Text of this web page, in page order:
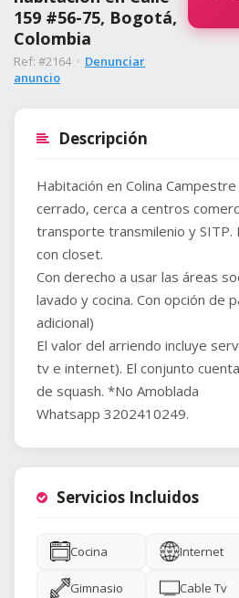
159 #56-75, Bogotá,
Colombia
Ref: #2164 · Denunciar
anuncio
Descripción
Habitación en Colina
cerrado, cerca a centros
transporte transmilenio y SITP.
con closet.
Con derecho a usar las áreas
lavado y cocina. Con opción de
adicional)
El valor del arriendo incluye
tv e internet). El conjunto
de squash. *No Amoblada
Whatsapp 3202410249.
Servicios Incluidos
Cocina Internet
Gimnasio Cable Tv